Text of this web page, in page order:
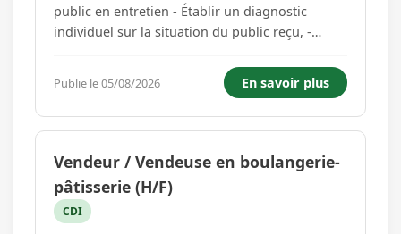
public en entretien - Établir un diagnostic
individuel sur la situation du public reçu, -
- Être référent dans un domaine spécifique, -
Accompagner le public dans son parcours
d'insertion, ...
Publie le 05/08/2026 En savoir plus
Vendeur / Vendeuse en boulangerie-
pâtisserie (H/F)
CDI